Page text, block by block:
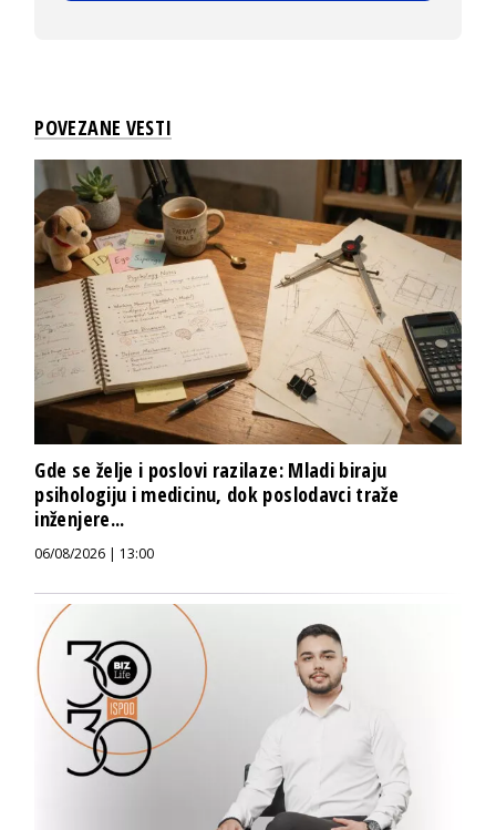
POVEZANE VESTI
Gde se želje i poslovi razilaze: Mladi biraju
psihologiju i medicinu, dok poslodavci traže
inženjere...
06/08/2026 | 13:00